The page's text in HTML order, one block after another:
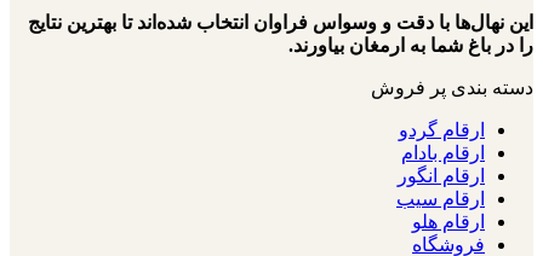
این نهال‌ها با دقت و وسواس فراوان انتخاب شده‌اند تا بهترین نتایج
را در باغ شما به ارمغان بیاورند.
دسته بندی پر فروش
ارقام گردو
ارقام بادام
ارقام انگور
ارقام سیب
ارقام هلو
فروشگاه